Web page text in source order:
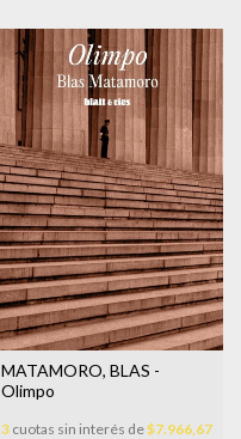
MATAMORO, BLAS -
Olimpo
3 cuotas sin interés de$7.966,67